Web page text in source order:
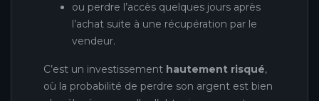
ou perdre l’accès quelques jours après
l’achat suite à une récupération par le
vendeur.
C’est un investissement hautement risqué,
où la probabilité de perdre son argent est bien